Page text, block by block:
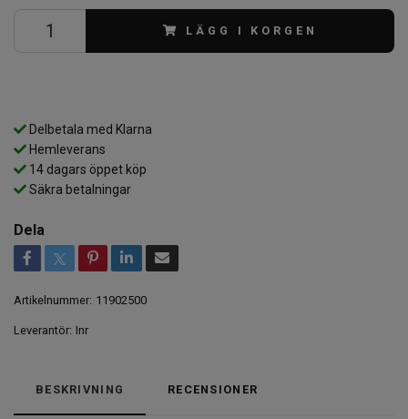
LÄGG I KORGEN
Delbetala med Klarna
Hemleverans
14 dagars öppet köp
Säkra betalningar
Dela
Artikelnummer: 11902500
Leverantör: Inr
BESKRIVNING RECENSIONER